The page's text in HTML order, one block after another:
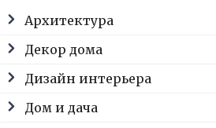
Архитектура
Декор дома
Дизайн интерьера
Дом и дача